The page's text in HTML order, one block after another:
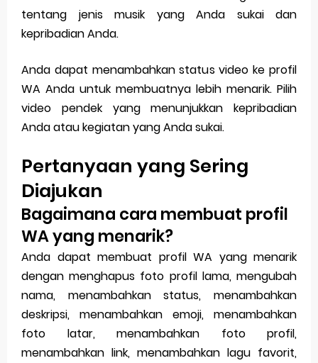
tentang jenis musik yang Anda sukai dan
kepribadian Anda.
Anda dapat menambahkan status video ke profil
WA Anda untuk membuatnya lebih menarik. Pilih
video pendek yang menunjukkan kepribadian
Anda atau kegiatan yang Anda sukai.
Pertanyaan yang Sering
Diajukan
Bagaimana cara membuat profil
WA yang menarik?
Anda dapat membuat profil WA yang menarik
dengan menghapus foto profil lama, mengubah
nama, menambahkan status, menambahkan
deskripsi, menambahkan emoji, menambahkan
foto latar, menambahkan foto profil,
menambahkan link, menambahkan lagu favorit,